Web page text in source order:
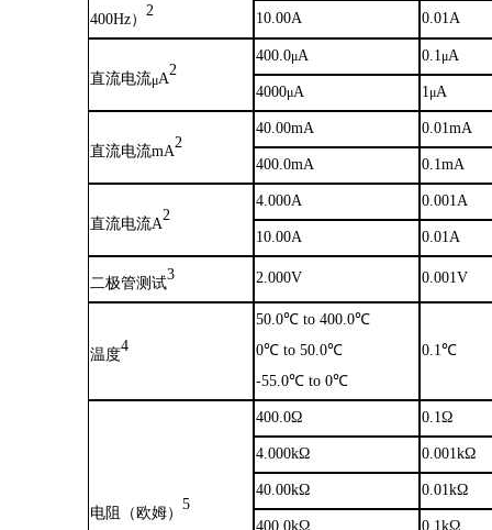
400Hz）
2
10.00A 0.01A
直流电流μA
2
400.0μA 0.1μA
4000μA 1μA
直流电流mA
2
40.00mA 0.01mA
400.0mA 0.1mA
直流电流A
2
4.000A 0.001A
10.00A 0.01A
二极管测试
3 2.000V 0.001V
温度
4
50.0℃ to 400.0℃
0℃ to 50.0℃
-55.0℃ to 0℃
0.1℃
电阻（欧姆）
5
400.0Ω 0.1Ω
4.000kΩ 0.001kΩ
40.00kΩ 0.01kΩ
400.0kΩ 0.1kΩ